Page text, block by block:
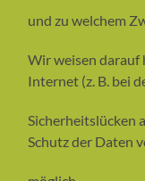
und zu welchem
Wir weisen darauf
Internet (z. B. bei
Sicherheitslücken
Schutz der Daten